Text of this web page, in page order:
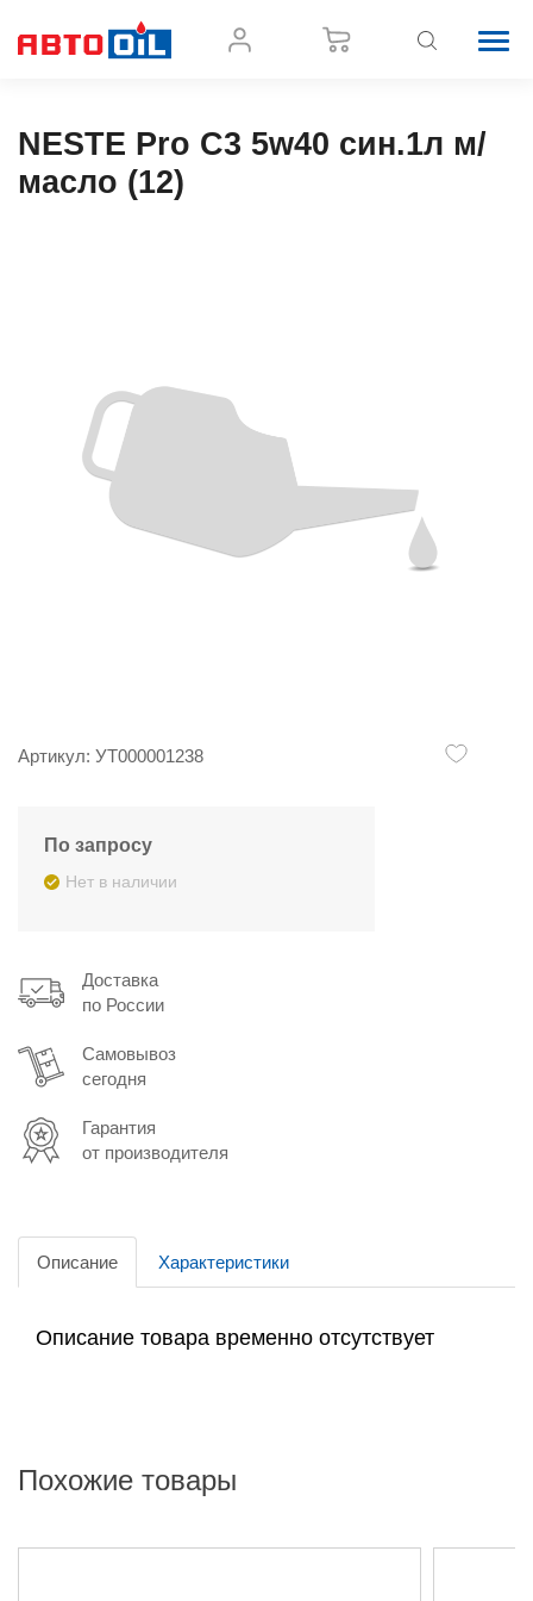
NESTE Pro С3 5w40 cин.1л м/
масло (12)
Артикул: УТ000001238
По запросу
Нет в наличии
Доставка
по России
Самовывоз
сегодня
Гарантия
от производителя
Описание Характеристики
Описание товара временно отсутствует
Похожие товары